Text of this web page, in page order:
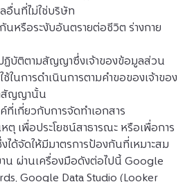
นที่ไม่ใช่บริษัท
นหรือระงับอันตรายต่อชีวิต ร่างกาย
ฏิบัติตามสัญญาซึ่งเจ้าของข้อมูลส่วน
นการดำเนินการตามคำขอของเจ้าของ
สัญญานั้น
ที่เกี่ยวกับการจัดทำเอกสาร
ตุ เพื่อประโยชน์สาธารณะ หรือเพื่อการ
ด้จัดให้มีมาตรการป้องกันที่เหมาะสม
น ผ่านเครื่องมือดังต่อไปนี้ Google
Google Data Studio (Looker